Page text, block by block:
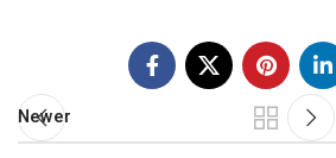
Newer